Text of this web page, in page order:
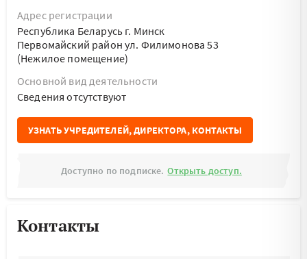
Адрес регистрации
Республика Беларусь г. Минск
Первомайский район ул. Филимонова 53
(Нежилое помещение)
Основной вид деятельности
Cведения отсутствуют
УЗНАТЬ УЧРЕДИТЕЛЕЙ, ДИРЕКТОРА, КОНТАКТЫ
Доступно по подписке. Открыть доступ.
Контакты